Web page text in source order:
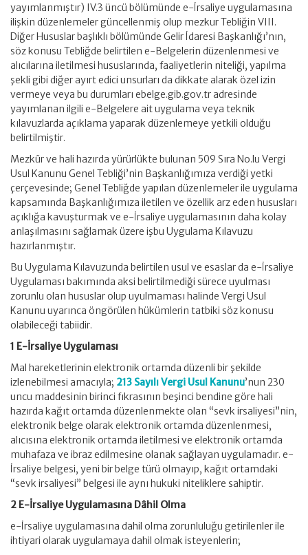
yayımlanmıştır) IV.3 üncü bölümünde e-İrsaliye uygulamasına
ilişkin düzenlemeler güncellenmiş olup mezkur Tebliğin VIII.
Diğer Hususlar başlıklı bölümünde Gelir İdaresi Başkanlığı’nın,
söz konusu Tebliğde belirtilen e-Belgelerin düzenlenmesi ve
alıcılarına iletilmesi hususlarında, faaliyetlerin niteliği, yapılma
şekli gibi diğer ayırt edici unsurları da dikkate alarak özel izin
vermeye veya bu durumları ebelge.gib.gov.tr adresinde
yayımlanan ilgili e-Belgelere ait uygulama veya teknik
kılavuzlarda açıklama yaparak düzenlemeye yetkili olduğu
belirtilmiştir.
Mezkûr ve hali hazırda yürürlükte bulunan 509 Sıra No.lu Vergi
Usul Kanunu Genel Tebliği’nin Başkanlığımıza verdiği yetki
çerçevesinde; Genel Tebliğde yapılan düzenlemeler ile uygulama
kapsamında Başkanlığımıza iletilen ve özellik arz eden hususları
açıklığa kavuşturmak ve e-İrsaliye uygulamasının daha kolay
anlaşılmasını sağlamak üzere işbu Uygulama Kılavuzu
hazırlanmıştır.
Bu Uygulama Kılavuzunda belirtilen usul ve esaslar da e-İrsaliye
Uygulaması bakımında aksi belirtilmediği sürece uyulması
zorunlu olan hususlar olup uyulmaması halinde Vergi Usul
Kanunu uyarınca öngörülen hükümlerin tatbiki söz konusu
olabileceği tabiidir.
1 E-İrsaliye Uygulaması
Mal hareketlerinin elektronik ortamda düzenli bir şekilde
izlenebilmesi amacıyla; 213 Sayılı Vergi Usul Kanunu’nun 230
uncu maddesinin birinci fıkrasının beşinci bendine göre hali
hazırda kağıt ortamda düzenlenmekte olan “sevk irsaliyesi”nin,
elektronik belge olarak elektronik ortamda düzenlenmesi,
alıcısına elektronik ortamda iletilmesi ve elektronik ortamda
muhafaza ve ibraz edilmesine olanak sağlayan uygulamadır. e-
İrsaliye belgesi, yeni bir belge türü olmayıp, kağıt ortamdaki
“sevk irsaliyesi” belgesi ile aynı hukuki niteliklere sahiptir.
2 E-İrsaliye Uygulamasına Dâhil Olma
e-İrsaliye uygulamasına dahil olma zorunluluğu getirilenler ile
ihtiyari olarak uygulamaya dahil olmak isteyenlerin;